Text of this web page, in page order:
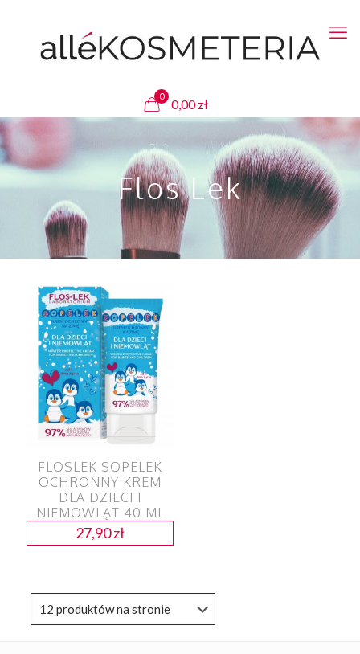
0
0,00zł
Flos Lek
FLOSLEK SOPELEK
OCHRONNY KREM
DLA DZIECI I
NIEMOWLĄT 40 ML
27,90zł